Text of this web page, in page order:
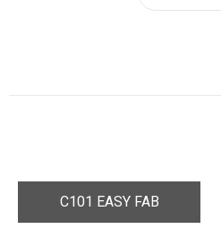
C101 EASY FAB